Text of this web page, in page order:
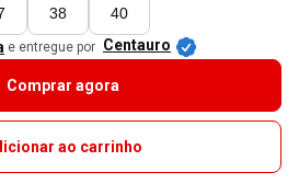
38 40
e entregue por Centauro
Comprar agora
ao carrinho